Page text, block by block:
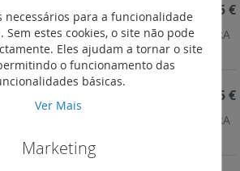
DPX³ 630 magnetotérmico - 4P - Icu 70 kA
630A
3 385,75 €
DPX³ 630 magnetotérmico - 4P - Icu 70 kA
3 385,75 €
necessários para a funcionalidade
Sem estes cookies, o site não pode
Eles ajudam a tornar o site
o funcionamento das
básicas.
Ver Mais
Marketing